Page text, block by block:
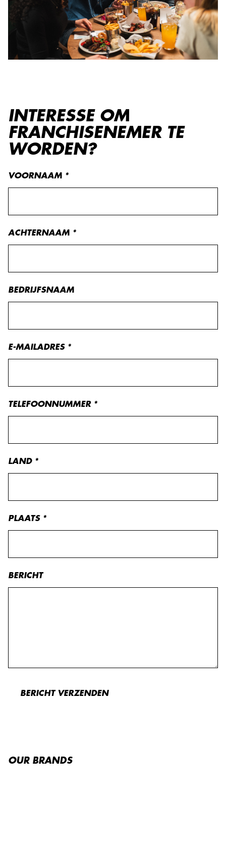
INTERESSE OM
FRANCHISENEMER TE
WORDEN?
VOORNAAM *
ACHTERNAAM *
BEDRIJFSNAAM
E-MAILADRES*
TELEFOONNUMMER*
LAND*
PLAATS*
BERICHT
BERICHT VERZENDEN
OUR BRANDS